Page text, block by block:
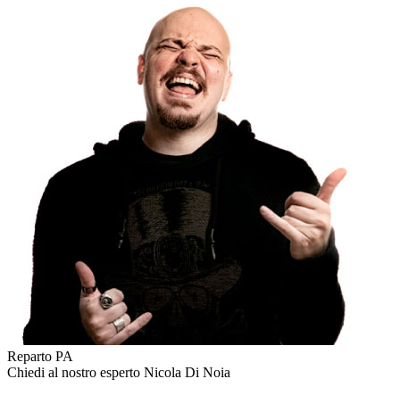
Reparto PA
Chiedi al nostro esperto Nicola Di Noia